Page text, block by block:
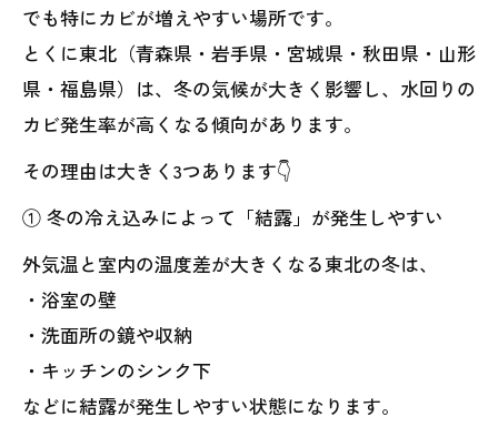
でも特にカビが増えやすい場所です。
とくに東北（青森県・岩手県・宮城県・秋田県・山形
県・福島県）は、冬の気候が大きく影響し、水回りの
カビ発生率が高くなる傾向があります。
その理由は大きく3つあります👇
① 冬の冷え込みによって「結露」が発生しやすい
外気温と室内の温度差が大きくなる東北の冬は、
・浴室の壁
・洗面所の鏡や収納
・キッチンのシンク下
などに結露が発生しやすい状態になります。